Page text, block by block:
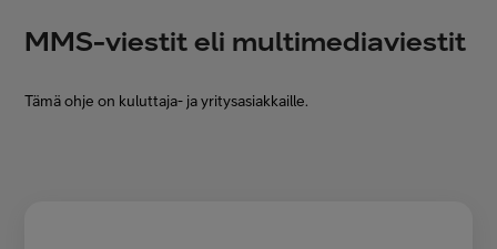
MMS-viestit eli multimediaviestit
Tämä ohje on kuluttaja- ja yritysasiakkaille.